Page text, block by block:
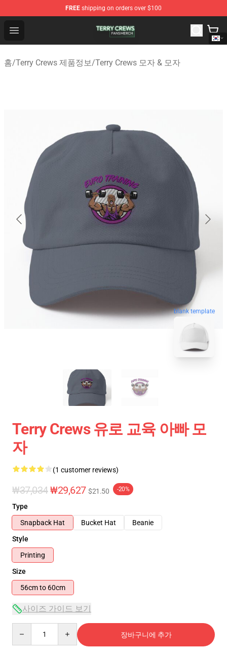
FREE shipping on orders over $100
Open menu
Terry Crews Shop - Official Terry Crews Merchandise
홈/Terry Crews 제품정보/Terry Crews 모자 & 모자
blank template
Terry Crews 유로 교육 아빠 모
자
(1 customer reviews)
₩37,034₩29,627 $21.50 -20%
Type
Snapback Hat
Bucket Hat
Beanie
Style
Printing
Size
56cm to 60cm
사이즈 가이드 보기
장바구니에 추가